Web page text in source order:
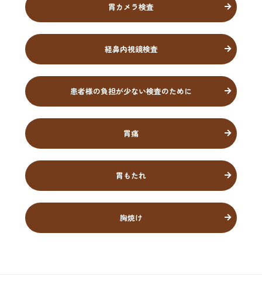
胃カメラ検査
経鼻内視鏡検査
患者様の負担が少ない検査のために
胃痛
胃もたれ
胸焼け